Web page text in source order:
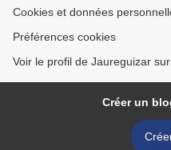
Cookies et données
Préférences cookies
Voir le profil de Jaureguizar
Créer un